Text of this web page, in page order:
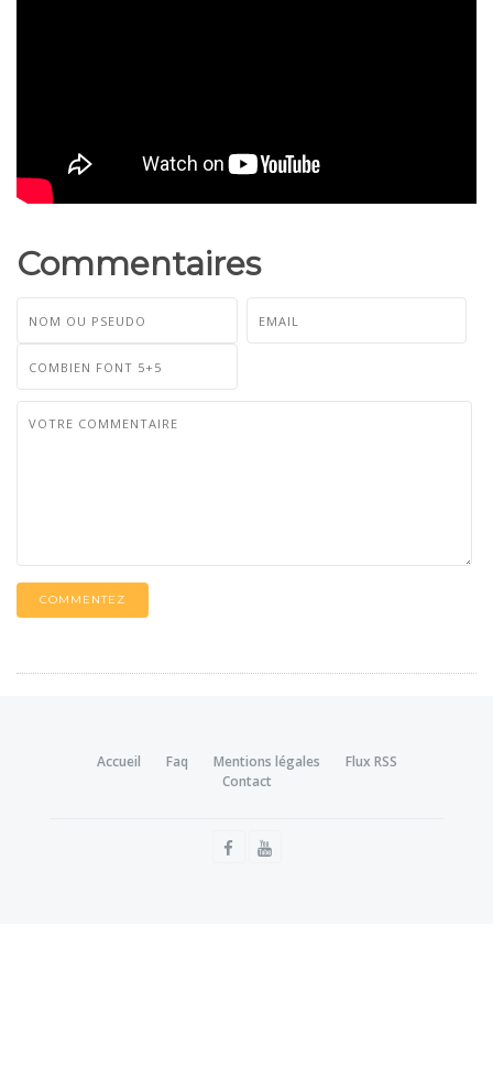
Commentaires
COMMENTEZ
Accueil Faq Mentions légales
Flux RSS
Contact